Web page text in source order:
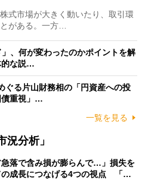
式市場が大きく動いたり、取引環
がある。一方…
、何が変わったのかポイントを解
的な説…
ぐる片山財務相の「円資産への投
重視」…
一覧を見る
況分析」
急落で含み損が膨らんで…」損失を
の成長につなげる4つの視点 「…